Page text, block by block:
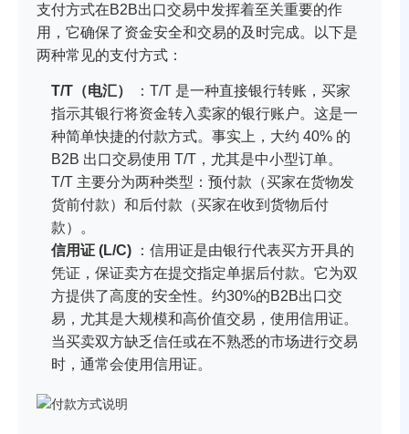
支付方式在B2B出口交易中发挥着至关重要的作
用，它确保了资金安全和交易的及时完成。以下是
两种常见的支付方式：
T/T（电汇）
：T/T 是一种直接银行转账，买家
指示其银行将资金转入卖家的银行账户。这是一
种简单快捷的付款方式。事实上，大约 40% 的
B2B 出口交易使用 T/T，尤其是中小型订单。
T/T 主要分为两种类型：预付款（买家在货物发
货前付款）和后付款（买家在收到货物后付
款）。
信用证 (L/C) ：信用证是由银行代表买方开具的
凭证，保证卖方在提交指定单据后付款。它为双
方提供了高度的安全性。约30%的B2B出口交
易，尤其是大规模和高价值交易，使用信用证。
当买卖双方缺乏信任或在不熟悉的市场进行交易
时，通常会使用信用证。